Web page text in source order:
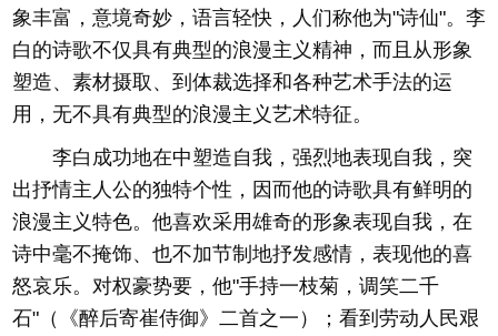
象丰富，意境奇妙，语言轻快，人们称他为"诗仙"。李
白的诗歌不仅具有典型的浪漫主义精神，而且从形象
塑造、素材摄取、到体裁选择和各种艺术手法的运
用，无不具有典型的浪漫主义艺术特征。
李白成功地在中塑造自我，强烈地表现自我，突
出抒情主人公的独特个性，因而他的诗歌具有鲜明的
浪漫主义特色。他喜欢采用雄奇的形象表现自我，在
诗中毫不掩饰、也不加节制地抒发感情，表现他的喜
怒哀乐。对权豪势要，他"手持一枝菊，调笑二千
石"（《醉后寄崔侍御》二首之一）；看到劳动人民艰